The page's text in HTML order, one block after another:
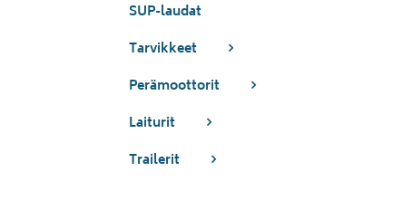
SUP-laudat
Tarvikkeet
Perämoottorit
Laiturit
Trailerit